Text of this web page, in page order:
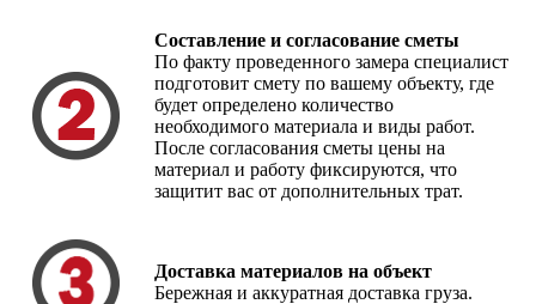
Составление и согласование сметы
По факту проведенного замера специалист
подготовит смету по вашему объекту, где
будет определено количество
необходимого материала и виды работ.
После согласования сметы цены на
материал и работу фиксируются, что
защитит вас от дополнительных трат.
Доставка материалов на объект
Бережная и аккуратная доставка груза.